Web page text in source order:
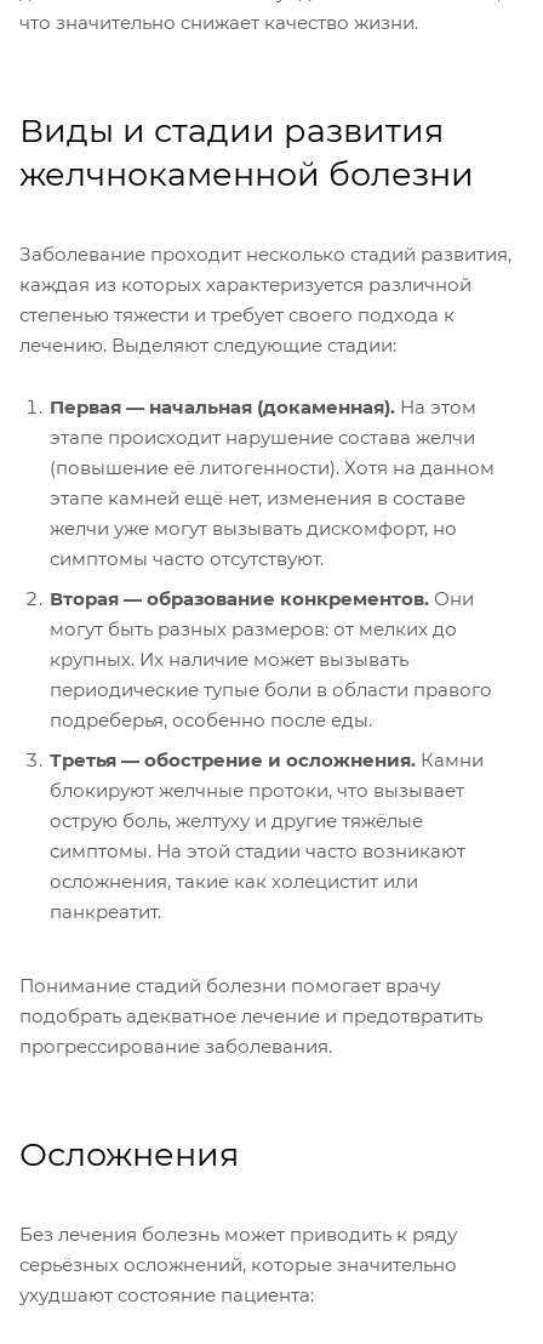
что значительно снижает качество жизни.
Виды и стадии развития
желчнокаменной болезни
Заболевание проходит несколько стадий развития,
каждая из которых характеризуется различной
степенью тяжести и требует своего подхода к
лечению. Выделяют следующие стадии:
Первая — начальная (докаменная). На этом
этапе происходит нарушение состава желчи
(повышение её литогенности). Хотя на данном
этапе камней ещё нет, изменения в составе
желчи уже могут вызывать дискомфорт, но
симптомы часто отсутствуют.
Вторая — образование конкрементов. Они
могут быть разных размеров: от мелких до
крупных. Их наличие может вызывать
периодические тупые боли в области правого
подреберья, особенно после еды.
Третья — обострение и осложнения. Камни
блокируют желчные протоки, что вызывает
острую боль, желтуху и другие тяжёлые
симптомы. На этой стадии часто возникают
осложнения, такие как холецистит или
панкреатит.
Понимание стадий болезни помогает врачу
подобрать адекватное лечение и предотвратить
прогрессирование заболевания.
Осложнения
Без лечения болезнь может приводить к ряду
серьёзных осложнений, которые значительно
ухудшают состояние пациента: